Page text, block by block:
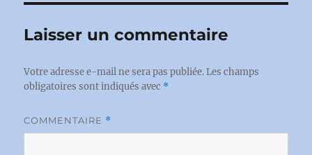
Laisser un commentaire
Votre adresse e-mail ne sera pas publiée. Les champs
obligatoires sont indiqués avec *
COMMENTAIRE *